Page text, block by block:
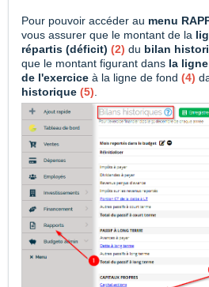
Pour pouvoir accéder au menu
vous assurer que le montant de la
répartis (déficit) (2) du bilan
que le montant figurant dans la
de l'exercice à la ligne de fond (4)
historique (5).